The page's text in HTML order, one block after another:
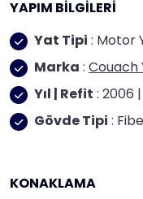
YAPIM BİLGİLERİ
Yat Tipi : Motor
Marka : Couach
Yıl | Refit : 2006 |
Gövde Tipi :
KONAKLAMA